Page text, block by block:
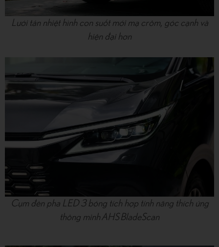
Lưới tản nhiệt hình con suốt mới mạ crôm, góc cạnh và
hiện đại hơn
Cụm đèn pha LED 3 bóng tích hợp tính năng thích ứng
thông minh AHS BladeScan